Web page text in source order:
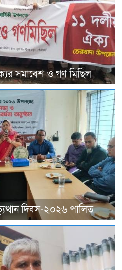
সমাবেশ ও গণ মিছিল
দিবস-২০২৬ পালিত